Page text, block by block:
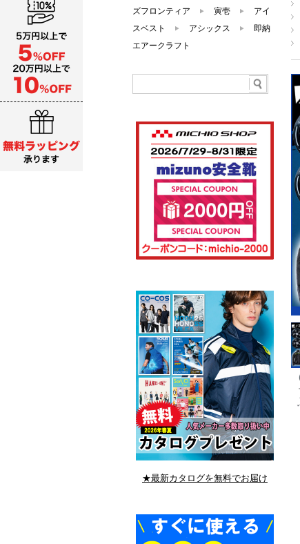
ズフロンティア
寅壱
アイ
スベスト
アシックス
即納
エアークラフト
★最新カタログを無料でお届け